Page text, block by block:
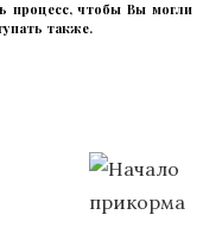
процесс, чтобы Вы могли
также.